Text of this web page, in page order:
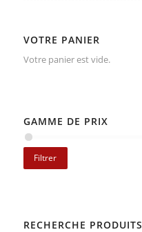
VOTRE PANIER
Votre panier est vide.
GAMME DE PRIX
Filtrer
RECHERCHE PRODUITS